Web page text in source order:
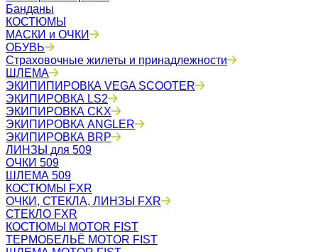
Банданы
КОСТЮМЫ
МАСКИ и ОЧКИ
ОБУВЬ
Страховочные жилеты и принадлежности
ШЛЕМА
ЭКИПИПИРОВКА VEGA SCOOTER
ЭКИПИРОВКА LS2
ЭКИПИРОВКА CKX
ЭКИПИРОВКА ANGLER
ЭКИПИРОВКА BRP
ЛИНЗЫ для 509
ОЧКИ 509
ШЛЕМА 509
КОСТЮМЫ FXR
ОЧКИ, СТЕКЛА, ЛИНЗЫ FXR
СТЕКЛО FXR
КОСТЮМЫ MOTOR FIST
ТЕРМОБЕЛЬЁ MOTOR FIST